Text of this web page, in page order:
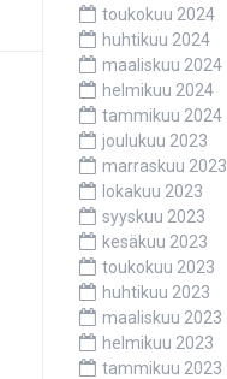
toukokuu 2024
huhtikuu 2024
maaliskuu 2024
helmikuu 2024
tammikuu 2024
joulukuu 2023
marraskuu 2023
lokakuu 2023
syyskuu 2023
kesäkuu 2023
toukokuu 2023
huhtikuu 2023
maaliskuu 2023
helmikuu 2023
tammikuu 2023